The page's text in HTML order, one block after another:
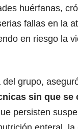
huérfanas,
fallas en la
en riesgo la
grupo,
sin que se
persisten